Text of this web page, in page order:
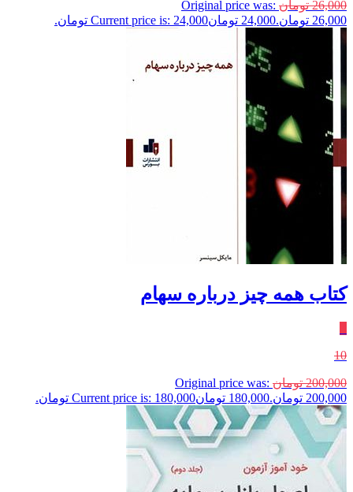
26,000 تومان Original price was:
26,000 تومان.
24,000 تومانCurrent price is: 24,000 تومان.
کتاب همه چیز درباره سهام
10
200,000 تومان Original price was:
200,000 تومان.
180,000 تومانCurrent price is: 180,000 تومان.